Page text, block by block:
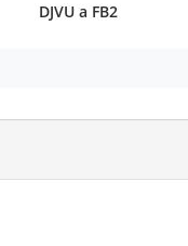
DJVU a FB2